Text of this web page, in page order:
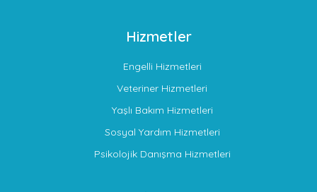
Hizmetler
Engelli Hizmetleri
Veteriner Hizmetleri
Yaşlı Bakım Hizmetleri
Sosyal Yardım Hizmetleri
Psikolojik Danışma Hizmetleri